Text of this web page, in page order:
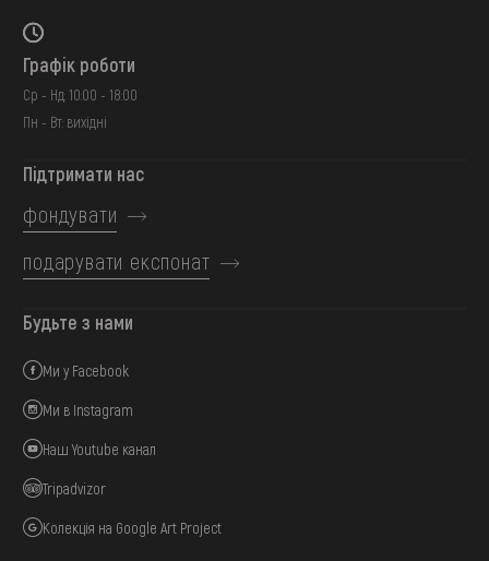
Графік роботи
Ср - Нд: 10:00 - 18:00
Пн - Вт: вихідні
Підтримати нас
фондувати
подарувати експонат
Будьте з нами
Ми у Facebook
Ми в Instagram
Наш Youtube канал
Tripadvizor
Колекція на Google Art Project